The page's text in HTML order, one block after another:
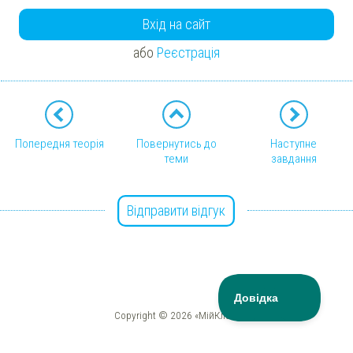
Вхід на сайт
або Реєстрація
Попередня теорія
Повернутись до
теми
Наступне
завдання
Відправити відгук
Copyright © 2026 «МійКлас»